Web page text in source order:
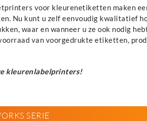
voor kleurenetiketten maken
Nu kunt u zelf eenvoudig kwalitatief
waar en wanneer u ze ook nodig
voorraad van voorgedrukte etiketten,
kleurenlabelprinters!
SERIE